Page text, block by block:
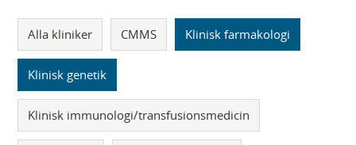
Alla kliniker CMMS Klinisk farmakologi
Klinisk genetik
Klinisk immunologi/transfusionsmedicin